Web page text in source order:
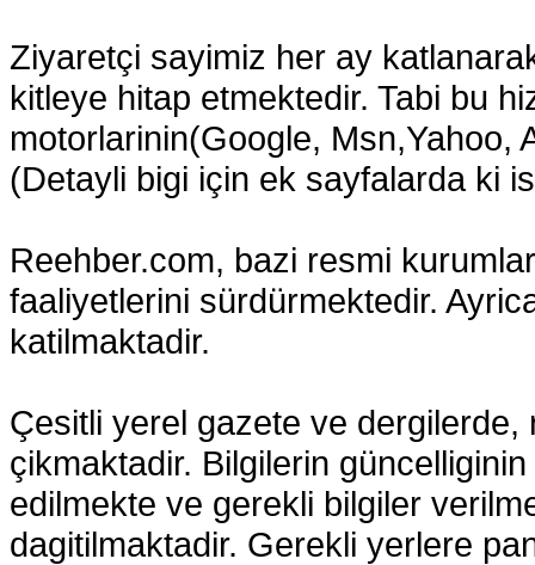
Ziyaretçi sayimiz her ay
kitleye hitap etmektedir. Tabi bu
motorlarinin(Google, Msn,Yahoo,
(Detayli bigi için ek sayfalarda ki
Reehber.com, bazi resmi
faaliyetlerini sürdürmektedir.
katilmaktadir.
Çesitli yerel gazete ve
çikmaktadir. Bilgilerin
edilmekte ve gerekli bilgiler
dagitilmaktadir. Gerekli yerlere